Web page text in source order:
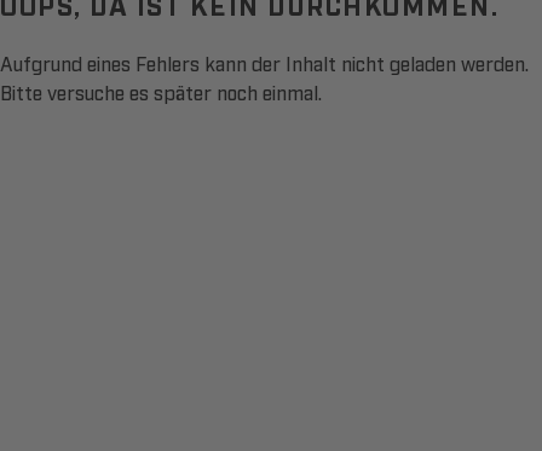
Aufgrund eines Fehlers kann der Inhalt nicht geladen werden.
Bitte versuche es später noch einmal.